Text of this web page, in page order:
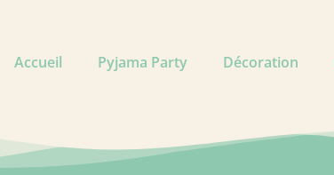
Accueil Pyjama Party Décoration